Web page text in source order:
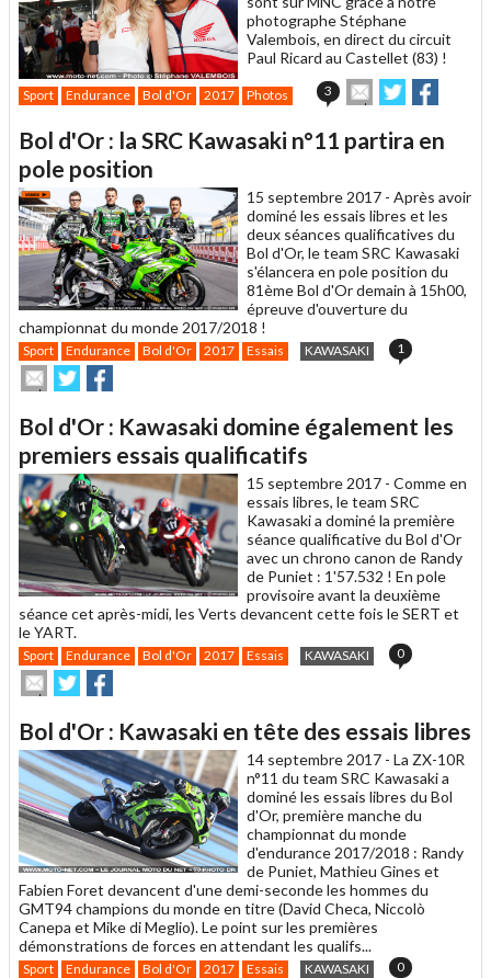
photographe Stéphane
Valembois, en direct du circuit
Paul Ricard au Castellet (83) !
Sport Endurance Bol d'Or 2017 Photos 3
Envoyer
cet
à
Partager
sur sur
Bol d'Or : la SRC Kawasaki n°11 partira en
pole position
15 septembre 2017 - Après avoir
dominé les essais libres et les
deux séances qualificatives du
Bol d'Or, le team SRC Kawasaki
s'élancera en pole position du
81ème Bol d'Or demain à 15h00,
épreuve d'ouverture du
championnat du monde 2017/2018 !
Sport Endurance Bol d'Or 2017 Essais KAWASAKI 1
Envoyer
cet
à
un
ami
Partager
sur
sur
Bol d'Or : Kawasaki domine également les
premiers essais qualificatifs
15 septembre 2017 - Comme en
essais libres, le team SRC
Kawasaki a dominé la première
séance qualificative du Bol d'Or
avec un chrono canon de Randy
de Puniet : 1'57.532 ! En pole
provisoire avant la deuxième
séance cet après-midi, les Verts devancent cette fois le SERT et
le YART.
Sport Endurance Bol d'Or 2017 Essais KAWASAKI 0
Envoyer
cet
à
un
ami
Partager
sur
sur
Bol d'Or : Kawasaki en tête des essais libres
14 septembre 2017 - La ZX-10R
n°11 du team SRC Kawasaki a
dominé les essais libres du Bol
d'Or, première manche du
championnat du monde
d'endurance 2017/2018 : Randy
de Puniet, Mathieu Gines et
Fabien Foret devancent d'une demi-seconde les hommes du
GMT94 champions du monde en titre (David Checa, Niccolò
Canepa et Mike di Meglio). Le point sur les premières
démonstrations de forces en attendant les qualifs...
Sport Endurance Bol d'Or 2017 Essais KAWASAKI 0